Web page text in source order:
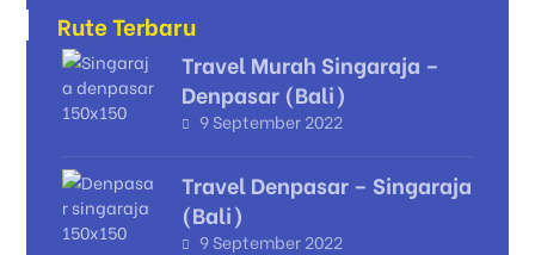
Rute Terbaru
Travel Murah Singaraja –
Denpasar (Bali)
9 September 2022
Travel Denpasar – Singaraja
(Bali)
9 September 2022